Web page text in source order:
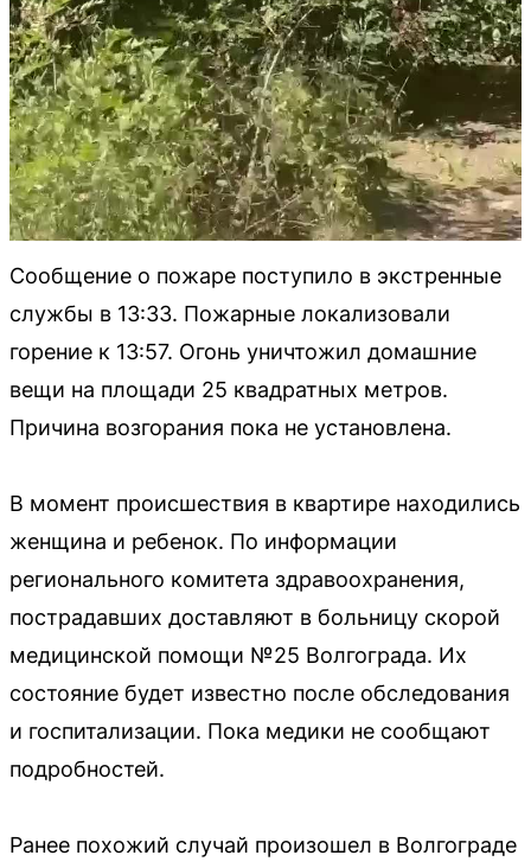
Сообщение о пожаре поступило в экстренные
службы в 13:33. Пожарные локализовали
горение к 13:57. Огонь уничтожил домашние
вещи на площади 25 квадратных метров.
Причина возгорания пока не установлена.
В момент происшествия в квартире находились
женщина и ребенок. По информации
регионального комитета здравоохранения,
пострадавших доставляют в больницу скорой
медицинской помощи №25 Волгограда. Их
состояние будет известно после обследования
и госпитализации. Пока медики не сообщают
подробностей.
Ранее похожий случай произошел в Волгограде